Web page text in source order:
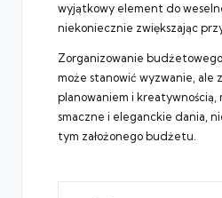
wyjątkowy element do
niekoniecznie zwiększając
Zorganizowanie
może stanowić wyzwanie, ale
planowaniem i kreatywnością,
smaczne i eleganckie dania,
tym założonego budżetu.